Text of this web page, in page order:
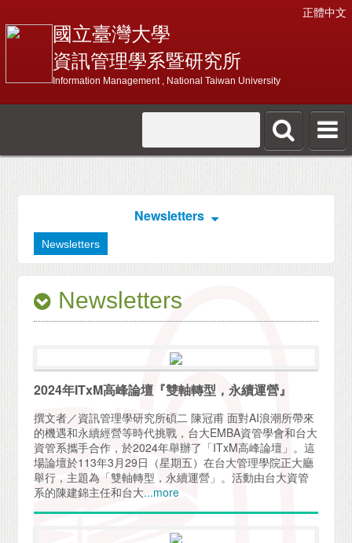
正體中文
國立臺灣大學
資訊管理學系暨研究所
Information Management , National Taiwan University
Newsletters
Newsletters
Newsletters
2024年ITxM高峰論壇『雙軸轉型，永續運營』
撰文者／資訊管理學研究所碩二 陳冠甫 面對AI浪潮所帶來
的機遇和永續經營等時代挑戰，台大EMBA資管學會和台大
資管系攜手合作，於2024年舉辦了「ITxM高峰論壇」。這
場論壇於113年3月29日（星期五）在台大管理學院正大廳
舉行，主題為「雙軸轉型，永續運營」。活動由台大資管
系的陳建錦主任和台大...more